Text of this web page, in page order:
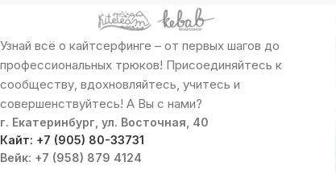
Узнай всё о кайтсерфинге – от первых шагов до
профессиональных трюков! Присоединяйтесь к
сообществу, вдохновляйтесь, учитесь и
совершенствуйтесь! А Вы с нами?
г. Екатеринбург, ул. Восточная, 40
Кайт: +7 (905) 80-33731
Вейк: +7 (958) 879 4124